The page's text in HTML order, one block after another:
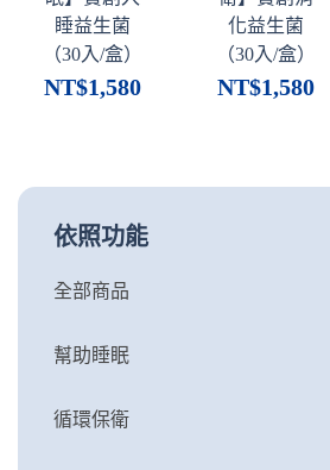
睡益生菌
（30入/盒）
NT$1,580
化益生菌
（30入/盒）
NT$1,580
依照功能
全部商品
幫助睡眠
循環保衛